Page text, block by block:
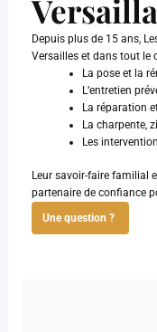
Depuis plus de 15 ans,
Versailles et dans tout le
La pose et la
L’entretien
La réparation
La charpente,
Les
Leur savoir-faire familial
partenaire de confiance
Une question ?